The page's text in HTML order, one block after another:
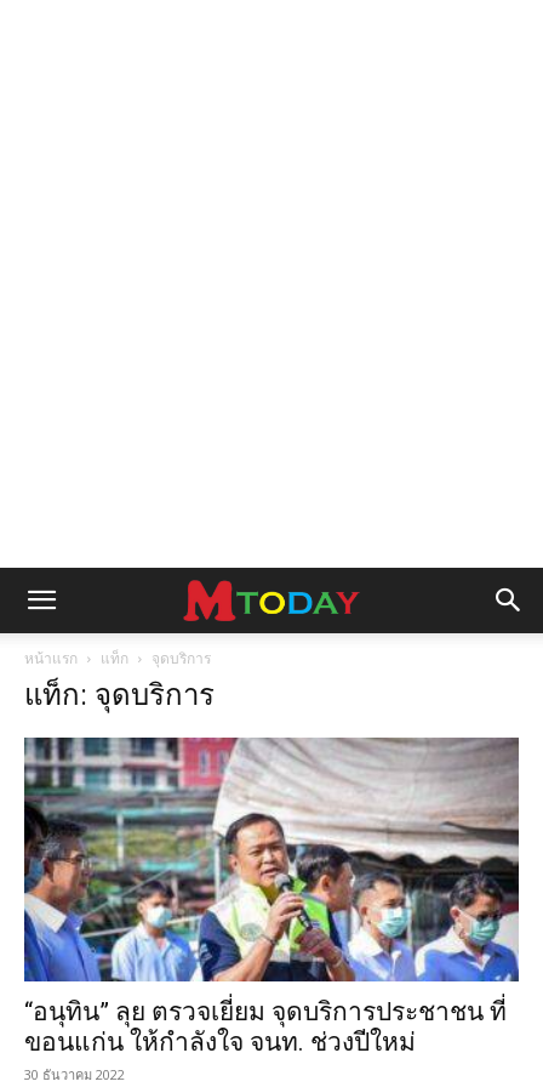
หน้าแรก แท็ก จุดบริการ
แท็ก: จุดบริการ
“อนุทิน” ลุย ตรวจเยี่ยม จุดบริการประชาชน ที่
ขอนแก่น ให้กำลังใจ จนท. ช่วงปีใหม่
30 ธันวาคม 2022